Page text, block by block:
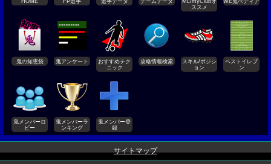
ススメ
鬼の知恵袋 鬼アンケート
おすすめテク
ニック
攻略情報検索
スキル/ポジシ
ョン
ベストイレブ
ン
鬼メンバーロ
ビー
鬼メンバーラ
ンキング
鬼メンバー登
録
サイトマップ